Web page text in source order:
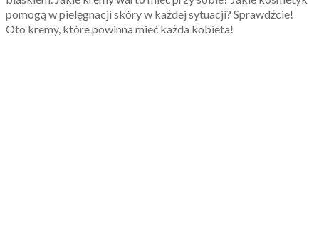
pomogą w pielęgnacji skóry w każdej sytuacji? Sprawdźcie!
Oto kremy, które powinna mieć każda kobieta!